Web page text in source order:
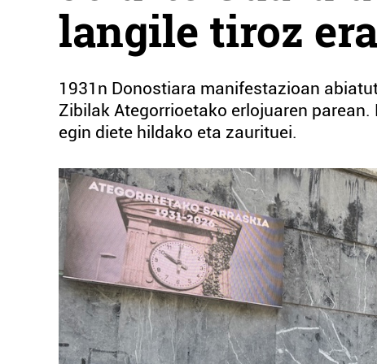
langile tiroz
1931n Donostiara manifestazioan
Zibilak Ategorrioetako erlojuaren
egin diete hildako eta zaurituei.